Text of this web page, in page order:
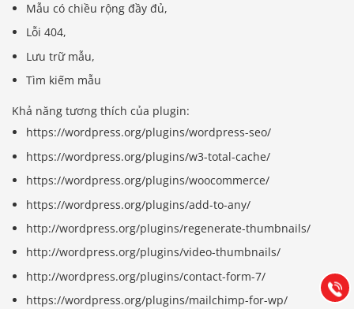
Mẫu có chiều rộng đầy đủ,
Lỗi 404,
Lưu trữ mẫu,
Tìm kiếm mẫu
Khả năng tương thích của plugin:
https://wordpress.org/plugins/wordpress-seo/
https://wordpress.org/plugins/w3-total-cache/
https://wordpress.org/plugins/woocommerce/
https://wordpress.org/plugins/add-to-any/
http://wordpress.org/plugins/regenerate-thumbnails/
http://wordpress.org/plugins/video-thumbnails/
http://wordpress.org/plugins/contact-form-7/
https://wordpress.org/plugins/mailchimp-for-wp/
Gọi
0903.976.769
Hướng dẫn & Hỗ trợ:
(028) 22.166.144
Tư vấn